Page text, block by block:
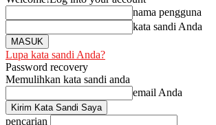
nama pengguna
kata sandi Anda
Lupa kata sandi Anda?
Password recovery
Memulihkan kata sandi anda
email Anda
pencarian